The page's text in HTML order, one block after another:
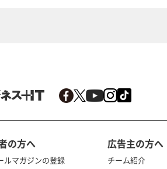
の方へ
ルマガジンの登録
広告主の方へ
チーム紹介